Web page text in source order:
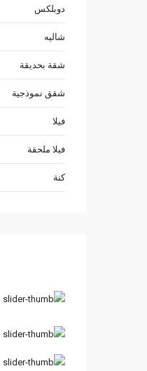
دوبلكس
شاليه
شقة بحديقة
شقق نموذجية
فيلا
فيلا ملحقة
كنة